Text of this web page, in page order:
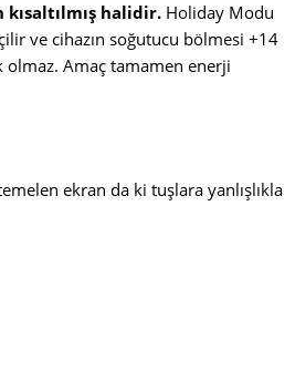
halidir. Holiday Modu
ve cihazın soğutucu bölmesi +14
Amaç tamamen enerji
ekran da ki tuşlara yanlışlıkla